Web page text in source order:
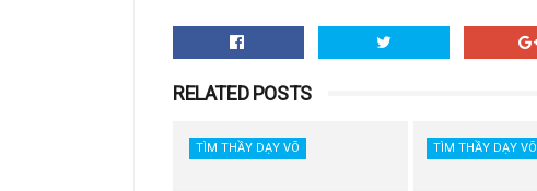
RELATED POSTS
TÌM THẦY DẠY VÕ TÌM THẦY DẠY VÕ